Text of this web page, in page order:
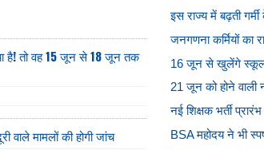
है! तो वह 15 जून से 18 जून तक
मामलों की होगी जांच
इस राज्य में बढ़ती
जनगणना कर्मियों का
16 जून से खुलेंगे
21 जून को होने वाली
नई शिक्षक भर्ती
BSA महोदय ने भी